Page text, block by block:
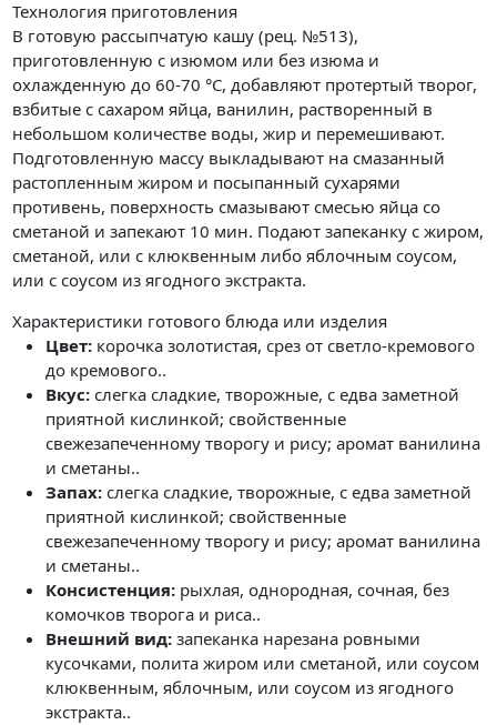
Технология приготовления
В готовую рассыпчатую кашу (рец. №513),
приготовленную с изюмом или без изюма и
охлажденную до 60-70 °C, добавляют протертый творог,
взбитые с сахаром яйца, ванилин, растворенный в
небольшом количестве воды, жир и перемешивают.
Подготовленную массу выкладывают на смазанный
растопленным жиром и посыпанный сухарями
противень, поверхность смазывают смесью яйца со
сметаной и запекают 10 мин. Подают запеканку с жиром,
сметаной, или с клюквенным либо яблочным соусом,
или с соусом из ягодного экстракта.
Характеристики готового блюда или изделия
Цвет: корочка золотистая, срез от светло-кремового
до кремового..
Вкус: слегка сладкие, творожные, с едва заметной
приятной кислинкой; свойственные
свежезапеченному творогу и рису; аромат ванилина
и сметаны..
Запах: слегка сладкие, творожные, с едва заметной
приятной кислинкой; свойственные
свежезапеченному творогу и рису; аромат ванилина
и сметаны..
Консистенция: рыхлая, однородная, сочная, без
комочков творога и риса..
Внешний вид: запеканка нарезана ровными
кусочками, полита жиром или сметаной, или соусом
клюквенным, яблочным, или соусом из ягодного
экстракта..